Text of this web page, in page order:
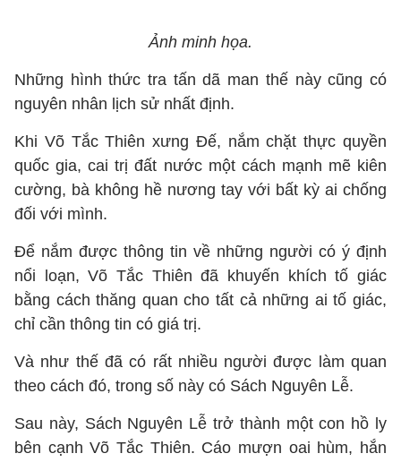
Ảnh minh họa.
Những hình thức tra tấn dã man thế này cũng có
nguyên nhân lịch sử nhất định.
Khi Võ Tắc Thiên xưng Đế, nắm chặt thực quyền
quốc gia, cai trị đất nước một cách mạnh mẽ kiên
cường, bà không hề nương tay với bất kỳ ai chống
đối với mình.
Để nắm được thông tin về những người có ý định
nổi loạn, Võ Tắc Thiên đã khuyến khích tố giác
bằng cách thăng quan cho tất cả những ai tố giác,
chỉ cần thông tin có giá trị.
Và như thế đã có rất nhiều người được làm quan
theo cách đó, trong số này có Sách Nguyên Lễ.
Sau này, Sách Nguyên Lễ trở thành một con hồ ly
bên cạnh Võ Tắc Thiên. Cáo mượn oai hùm, hắn